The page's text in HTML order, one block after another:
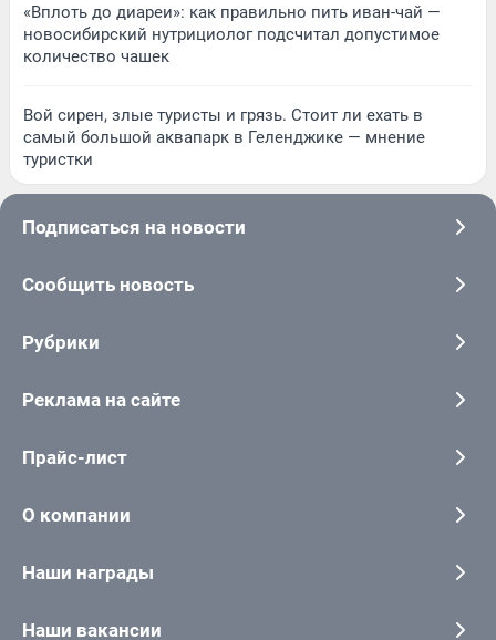
«Вплоть до диареи»: как правильно пить иван-чай —
новосибирский нутрициолог подсчитал допустимое
количество чашек
Вой сирен, злые туристы и грязь. Стоит ли ехать в
самый большой аквапарк в Геленджике — мнение
туристки
Подписаться на новости
Сообщить новость
Рубрики
Реклама на сайте
Прайс-лист
О компании
Наши награды
Наши вакансии